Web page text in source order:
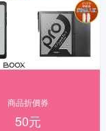
商品折價券
50元